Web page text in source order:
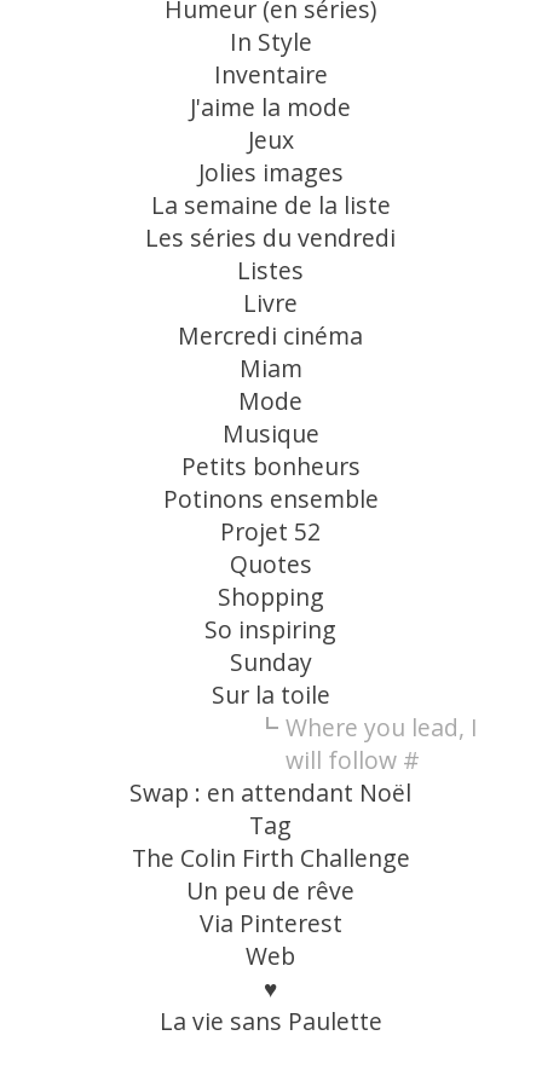
Humeur (en séries)
In Style
Inventaire
J'aime la mode
Jeux
Jolies images
La semaine de la liste
Les séries du vendredi
Listes
Livre
Mercredi cinéma
Miam
Mode
Musique
Petits bonheurs
Potinons ensemble
Projet 52
Quotes
Shopping
So inspiring
Sunday
Sur la toile
Where you lead, I
will follow #
Swap : en attendant Noël
Tag
The Colin Firth Challenge
Un peu de rêve
Via Pinterest
Web
♥
La vie sans Paulette